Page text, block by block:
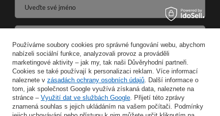
Uveďte své jméno
Souhlasím se zpracováním svých osobních údajů pro účely a v rozsahu služby Newsletter ve formátu
ULOŽIT
Používáme soubory cookies pro správné fungování webu, abychom
nabízeli sociální funkce, analyzovali provoz a prováděli
marketingové aktivity – jak my, tak naši Důvěryhodní partneři.
Cookies se také používají k personalizaci reklam. Více informací
naleznete v zásadách ochrany osobních údajů. Další informace o
tom, jak společnost Google využívá získaná data, naleznete na
stránce – Využití dat ve službách Google. Přijetí této zprávy
znamená souhlas s jejich ukládáním na vašem počítači. Podmínky